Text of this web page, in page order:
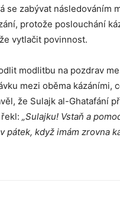
se zabývat následováním
protože poslouchání
vytlačit povinnost.
modlitbu na pozdrav
mezi oběma kázáními,
že Sulajk al-Ghatafání
„Sulajku! Vstaň a
pátek, když imám zrovna